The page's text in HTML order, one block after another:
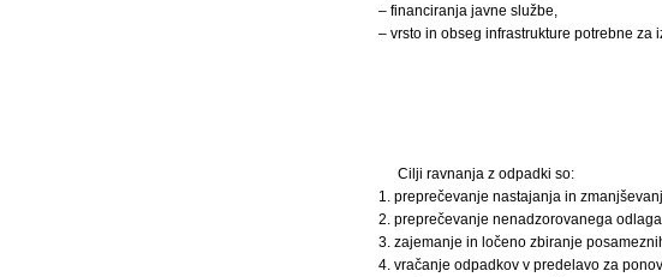
– financiranja javne službe,
– vrsto in obseg infrastrukture potrebne za
Cilji ravnanja z odpadki so:
1. preprečevanje nastajanja in
2. preprečevanje nenadzorovanega
3. zajemanje in ločeno zbiranje
4. vračanje odpadkov v predelavo za